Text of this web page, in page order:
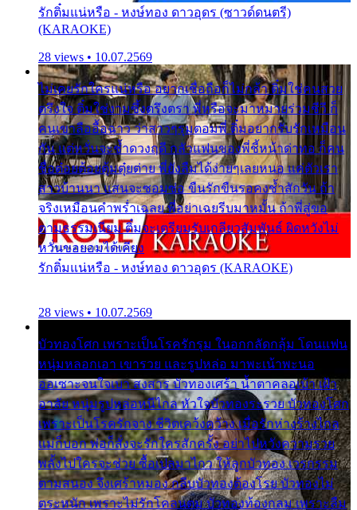
รักติ๋มแน่หรือ - หงษ์ทอง ดาวอุดร (ซาวด์ดนตรี)
(KARAOKE)
28 views • 10.07.2569
ไม่เคยรักใครแน่หรือ อยากเชื่อถือก็ไม่กล้า ติ๋มใช่คนสวย
ตรึงใจ ติ๋มใช่งามซึ้งตรึงตรา พี่หรือจะมาหมายร่วมชีวี ก็
คนเขาลืออื้อฉาว ว่าสาวๆรุมตอมพี่ ติ๋มอยากรับรักเหมือน
กัน แต่หวั่นจะช้ำดวงฤดี กลัวแฟนของพี่ชี้หน้าด่าทอ ก็คน
ชื่อต๋อยต้อยตุ้มตุ๋ยต่าย พี่ยังลืมได้ง่ายๆเลยหนอ แค่ตัวเรา
สาวบ้านนา แสนจะซอมซ่อ ขืนรักขืนรอคงช้ำสักวัน ถ้า
จริงเหมือนคำพร่ำเฉลย พี่อย่าเฉยรีบมาหมั้น ถ้าพี่สู่ขอ
ตามธรรมเนียม ติ๋มจะเตรียมรับเกลียวสัมพันธ์ ผิดหวังไม่
หวั่นขอยอมได้เคียง
รักติ๋มแน่หรือ - หงษ์ทอง ดาวอุดร (KARAOKE)
28 views • 10.07.2569
บัวทองโศก เพราะเป็นโรครักรุม ในอกกลัดกลุ้ม โดนแฟน
หนุ่มหลอกเอา เขารวย และรูปหล่อ มาพะเน้าพะนอ
ออเซาะจนใจเบา สงสาร บัวทองเศร้า น้ำตาคลอเบ้า เฝ้า
อาลัย หนุ่มรูปหล่อหนีไกล หัวใจบัวทองระรวย บัวทองโศก
เพราะเป็นโรครักจาง ชีวิตเคว้งคว้าง เมื่อรักห่างร้างไกล
แม่ก็บอก พ่อก็สั่งจะรักใครสักครั้ง อย่าไปหวังความรวย
พลั้งไปใครจะช่วย ซื้อเปลมาไกว ให้ลูกบัวทอง เวรกรรม
ตามสนอง จึงเศร้าหมอง กลีบบัวทองต้องโรย บัวทองไม่
ตระหนัก เพราะไม่รักโคลนตม บัวทองท้องกลม เพราะลืม